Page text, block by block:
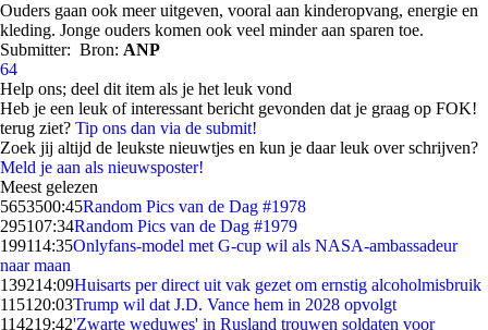
Ouders gaan ook meer uitgeven, vooral aan kinderopvang, energie en
kleding. Jonge ouders komen ook veel minder aan sparen toe.
Submitter: Bron: ANP
64
Help ons; deel dit item als je het leuk vond
Heb je een leuk of interessant bericht gevonden dat je graag op FOK!
terug ziet? Tip ons dan via de submit!
Zoek jij altijd de leukste nieuwtjes en kun je daar leuk over schrijven?
Meld je aan als nieuwsposter!
Meest gelezen
5653500:45Random Pics van de Dag #1978
295107:34Random Pics van de Dag #1979
199114:35Onlyfans-model met G-cup wil als NASA-ambassadeur
naar maan
139214:09Huisarts per direct uit vak gezet om ernstig alcoholmisbruik
1151 20:03Trump wil dat J.D. Vance hem in 2028 opvolgt
114219:42'Zwarte weduwes' in Rusland trouwen soldaten voor